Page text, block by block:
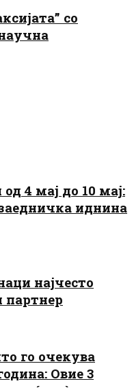
со
4 мај до 10 мај:
иднина
најчесто
партнер
го очекува
Овие 3